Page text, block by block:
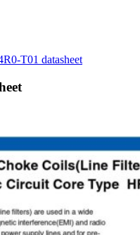
T01 datasheet